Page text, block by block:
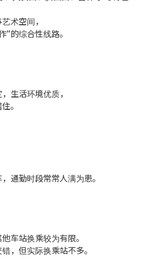
术空间，
的综合性线路。
生活环境优质，
。
通勤时段常常人满为患。
车站换乘较为有限。
，但实际换乘站不多。